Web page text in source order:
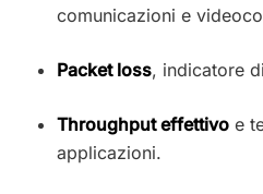
comunicazioni e
Packet loss, indicatore
Throughput effettivo e
applicazioni.